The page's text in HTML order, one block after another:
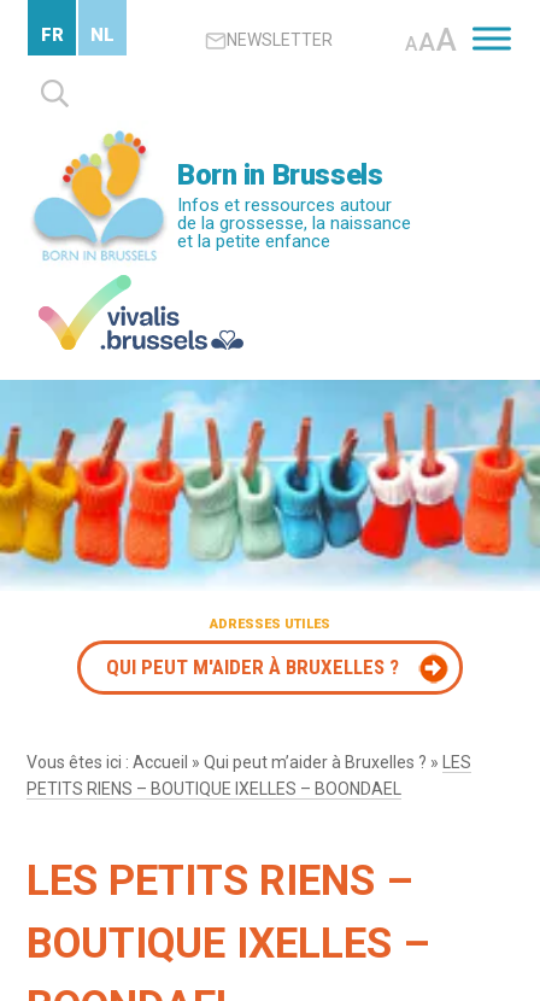
contenu
principal
NEWSLETTER AAA
Rechercher :
FR NL
Born in Brussels
Infos et ressources autour
de la grossesse, la naissance
et la petite enfance
ADRESSES UTILES
QUI PEUT M'AIDER À BRUXELLES ?
Vous êtes ici :Accueil »Qui peut m’aider à Bruxelles ? »
LES
PETITS RIENS – BOUTIQUE IXELLES – BOONDAEL
LES PETITS RIENS –
BOUTIQUE IXELLES –